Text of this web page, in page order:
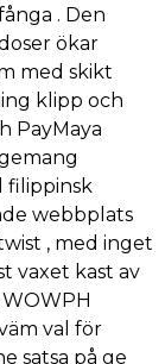
. Den
ökar
med skikt
klipp och
PayMaya
filippinsk
webbplats
, med inget
vaxet kast av
val för
satsa på ge